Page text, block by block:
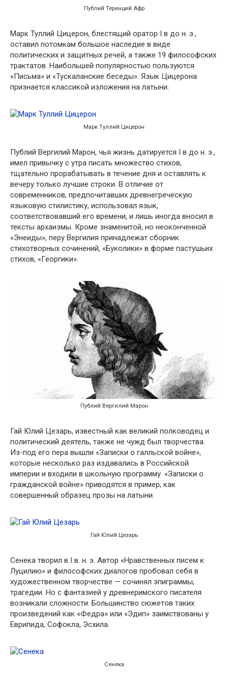
Публий Теренций Афр
Марк Туллий Цицерон, блестящий оратор I в до н. э.,
оставил потомкам большое наследие в виде
политических и защитных речей, а также 19 философских
трактатов. Наибольшей популярностью пользуются
«Письма» и «Тускаланские беседы». Язык Цицерона
признается классикой изложения на латыни.
Марк Туллий Цицерон
Публий Вергилий Марон, чья жизнь датируется I в до н. э.,
имел привычку с утра писать множество стихов,
тщательно прорабатывать в течение дня и оставлять к
вечеру только лучшие строки. В отличие от
современников, предпочитавших древнегреческую
языковую стилистику, использовал язык,
соответствовавший его времени, и лишь иногда вносил в
тексты архаизмы. Кроме знаменитой, но неоконченной
«Энеиды», перу Вергилия принадлежат сборник
стихотворных сочинений, «Буколики» в форме пастушьих
стихов, «Георгики».
Публий Вергилий Марон
Гай Юлий Цезарь, известный как великий полководец и
политический деятель, также не чужд был творчества.
Из-под его пера вышли «Записки о галльской войне»,
которые несколько раз издавались в Российской
империи и входили в школьную программу. «Записки о
гражданской войне» приводятся в пример, как
совершенный образец прозы на латыни.
Гай Юлий Цезарь
Сенека творил в I в. н. э. Автор «Нравственных писем к
Луцилию» и философских диалогов пробовал себя в
художественном творчестве — сочинял эпиграммы,
трагедии. Но с фантазией у древнеримского писателя
возникали сложности. Большинство сюжетов таких
произведений как «Федра» или «Эдип» заимствованы у
Еврипида, Софокла, Эсхила.
Сенека